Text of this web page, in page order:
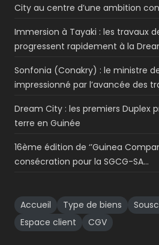
City au centre d’une ambition
Immersion à Tayaki : les travaux
progressent rapidement à la
Sonfonia (Conakry) : le ministre
impressionné par l’avancée des
Dream City : les premiers Duplex
terre en Guinée
16ème édition de ‘’Guinea
consécration pour la SGCG-SA…
Accueil Type de biens
Espace client
CGV